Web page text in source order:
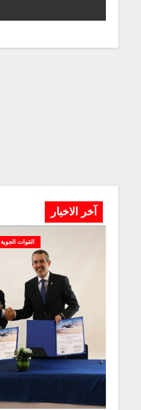
آخر الاخبار
القوات الجوية